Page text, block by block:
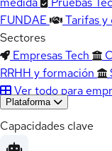
FUNDAE
Tarifas y
Sectores
Empresas Tech
RRHH y formación
Ver todo para
Plataforma
Capacidades clave